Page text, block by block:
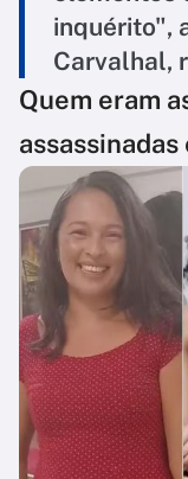
inquérito",
Carvalhal,
Quem eram